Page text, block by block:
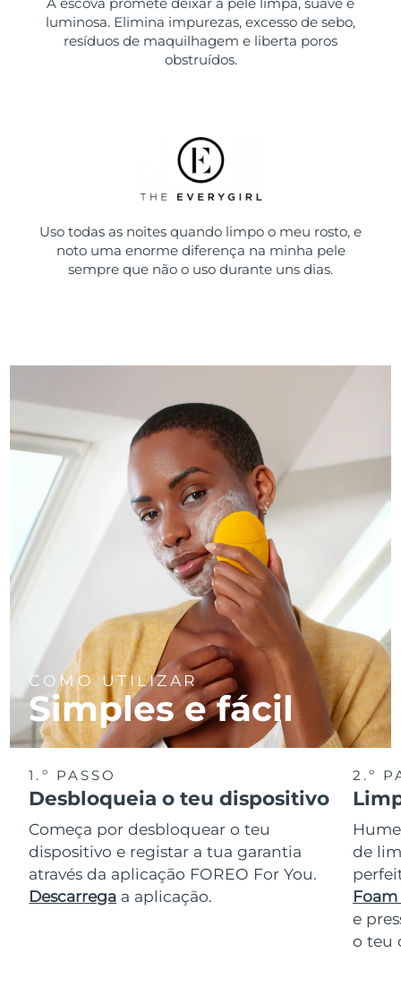
luminosa. Elimina impurezas, excesso de sebo,
resíduos de maquilhagem e liberta poros
obstruídos.
Uso todas as noites quando limpo o meu rosto, e
noto uma enorme diferença na minha pele
sempre que não o uso durante uns dias.
COMO UTILIZAR
Simples e fácil
1.º PASSO
Desbloqueia o teu dispositivo
Começa por desbloquear o teu
dispositivo e registar a tua garantia
através da aplicação FOREO For You.
Descarrega a aplicação.
2.º
de
Foam
e
o teu